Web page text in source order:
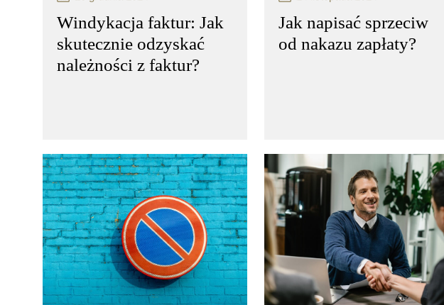
Windykacja faktur: Jak
skutecznie odzyskać
należności z faktur?
Windykacja karna to proces
odzyskiwania należności,
który może być stosowany
w przypadkach, gdy dłużnik
nie wywiązuje się z obowiązków
finansowych wobec
wierzyciela…
Jak napisać sprzeciw
od nakazu zapłaty?
Windykacja karna to proces
odzyskiwania należności,
który może być stosowany
w przypadkach, gdy dłużnik
nie wywiązuje się z obowiązków
finansowych wobec
wierzyciela…